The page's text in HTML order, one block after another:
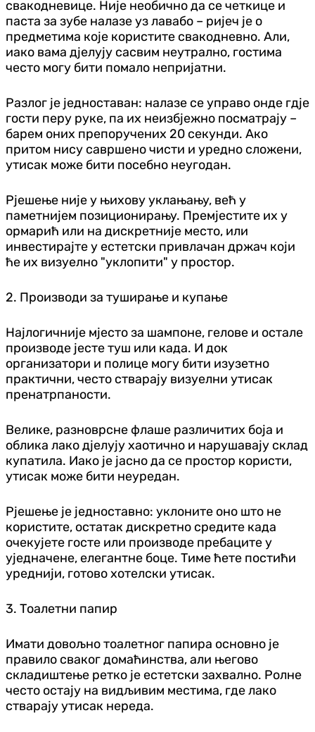
свакодневице. Није необично да се четкице и
паста за зубе налазе уз лавабо – ријеч је о
предметима које користите свакодневно. Али,
иако вама дјелују сасвим неутрално, гостима
често могу бити помало непријатни.
Разлог је једноставан: налазе се управо онде гдје
гости перу руке, па их неизбјежно посматрају –
барем оних препоручених 20 секунди. Ако
притом нису савршено чисти и уредно сложени,
утисак може бити посебно неугодан.
Рјешење није у њихову уклањању, већ у
паметнијем позиционирању. Премјестите их у
ормарић или на дискретније место, или
инвестирајте у естетски привлачан држач који
ће их визуелно "уклопити" у простор.
2. Производи за туширање и купање
Најлогичније мјесто за шампоне, гелове и остале
производе јесте туш или када. И док
организатори и полице могу бити изузетно
практични, често стварају визуелни утисак
пренатрпаности.
Велике, разноврсне флаше различитих боја и
облика лако дјелују хаотично и нарушавају склад
купатила. Иако је јасно да се простор користи,
утисак може бити неуредан.
Рјешење је једноставно: уклоните оно што не
користите, остатак дискретно средите када
очекујете госте или производе пребаците у
уједначене, елегантне боце. Тиме ћете постићи
уреднији, готово хотелски утисак.
3. Тоалетни папир
Имати довољно тоалетног папира основно је
правило сваког домаћинства, али његово
складиштење ретко је естетски захвално. Ролне
често остају на видљивим местима, где лако
стварају утисак нереда.